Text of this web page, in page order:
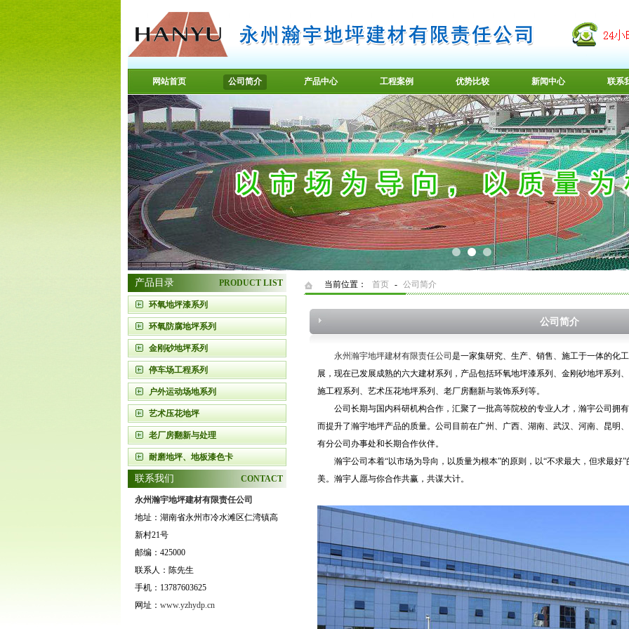
网站首页 公司简介 产品中心 工程案例 优势比较 新闻中心 联系
1 2 3
产品目录 PRODUCT LIST
环氧地坪漆系列
环氧防腐地坪系列
金刚砂地坪系列
停车场工程系列
户外运动场地系列
艺术压花地坪
老厂房翻新与处理
耐磨地坪、地板漆色卡
联系我们 CONTACT
永州瀚宇地坪建材有限责任公司
地址：湖南省永州市冷水滩区仁湾镇高
新村21号
邮编：425000
联系人：陈先生
手机：13787603625
网址： www.yzhydp.cn
当前位置： 首页 - 公司简介
公司简介
永州瀚宇地坪建材有限责任公司 是一家集研究、生产、销售、施工于一体的化
展，现在已发展成熟的六大建材系列，产品包括环氧地坪漆系列、金刚砂地坪系列
施工程系列、艺术压花地坪系列、老厂房翻新与装饰系列等。
公司长期与国内科研机构合作，汇聚了一批高等院校的专业人才，瀚宇公司拥
而提升了瀚宇地坪产品的质量。公司目前在广州、广西、湖南、武汉、河南、昆明
有分公司办事处和长期合作伙伴。
瀚宇公司本着“以市场为导向，以质量为根本”的原则，以“不求最大，但求最好”
美。瀚宇人愿与你合作共赢，共谋大计。